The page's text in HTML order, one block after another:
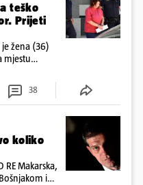
teško
Prijeti
žena (36)
mjestu
38
koliko
RE Makarska,
i